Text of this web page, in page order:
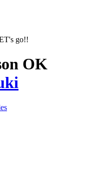
go!!
OK